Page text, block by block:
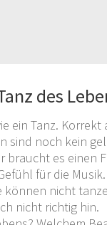
des
ein Tanz.
sind noch kein
braucht es einen
für die
können nicht
nicht richtig hin.